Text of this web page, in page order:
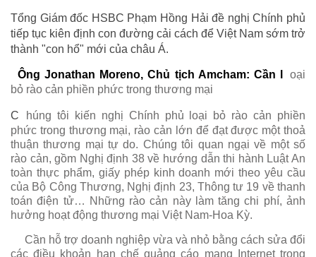
Tổng Giám đốc HSBC Phạm Hồng Hải đề nghị Chính phủ
tiếp tục kiên định con đường cải cách để Việt Nam sớm trở
thành "con hổ" mới của châu Á.
Ông Jonathan Moreno, Chủ tịch Amcham: Cần l
oại
bỏ rào cản phiền phức trong thương mại
C
húng tôi kiến nghị Chính phủ loại bỏ rào cản phiền
phức trong thương mại, rào cản lớn để đạt được một thoả
thuận thương mại tự do. Chúng tôi quan ngại về một số
rào cản, gồm Nghị định 38 về hướng dẫn thi hành Luật An
toàn thực phẩm, giấy phép kinh doanh mới theo yêu cầu
của Bộ Công Thương, Nghị định 23, Thông tư 19 về thanh
toán điện tử… Những rào cản này làm tăng chi phí, ảnh
hưởng hoạt động thương mại Việt Nam-Hoa Kỳ.
Cần hỗ trợ doanh nghiệp vừa và nhỏ bằng cách sửa đổi
các điều khoản hạn chế quảng cáo mạng Internet trong